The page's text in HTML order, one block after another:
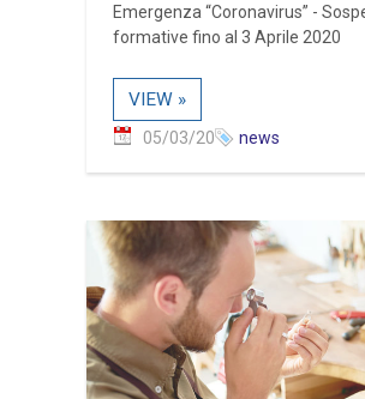
Emergenza “Coronavirus” -
formative fino al 3 Aprile 2020
VIEW »
05/03/20 news